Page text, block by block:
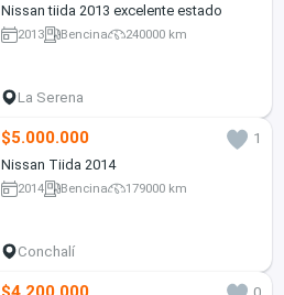
Nissan tiida 2013 excelente estado
2013 Bencina 240000 km
La Serena
$5.000.000
1
Nissan Tiida 2014
2014 Bencina 179000 km
Conchalí